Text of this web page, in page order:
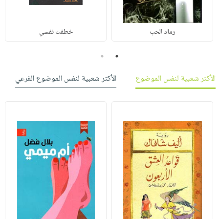
رماد الحب خطفت نفسي
1
2
الأكثر شعبية لنفس الموضوع
الأكثر شعبية لنفس الموضوع الفرعي